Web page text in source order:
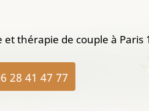
thérapie de couple à Paris
28 41 47 77